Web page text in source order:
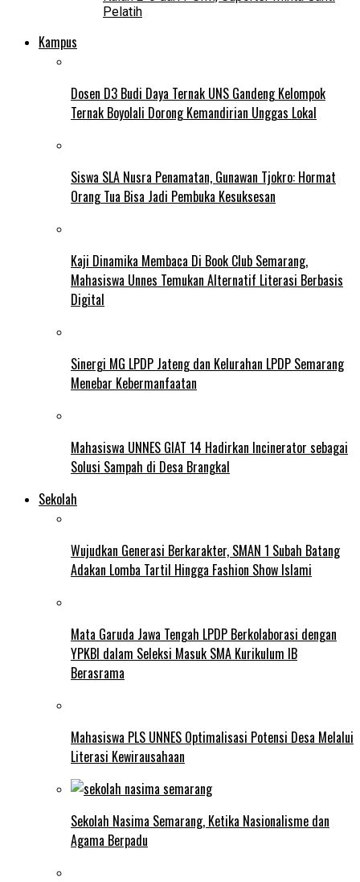
Pelatih
Kampus
Dosen D3 Budi Daya Ternak UNS Gandeng Kelompok
Ternak Boyolali Dorong Kemandirian Unggas Lokal
Siswa SLA Nusra Penamatan, Gunawan Tjokro: Hormat
Orang Tua Bisa Jadi Pembuka Kesuksesan
Kaji Dinamika Membaca Di Book Club Semarang,
Mahasiswa Unnes Temukan Alternatif Literasi Berbasis
Digital
Sinergi MG LPDP Jateng dan Kelurahan LPDP Semarang
Menebar Kebermanfaatan
Mahasiswa UNNES GIAT 14 Hadirkan Incinerator sebagai
Solusi Sampah di Desa Brangkal
Sekolah
Wujudkan Generasi Berkarakter, SMAN 1 Subah Batang
Adakan Lomba Tartil Hingga Fashion Show Islami
Mata Garuda Jawa Tengah LPDP Berkolaborasi dengan
YPKBI dalam Seleksi Masuk SMA Kurikulum IB
Berasrama
Mahasiswa PLS UNNES Optimalisasi Potensi Desa Melalui
Literasi Kewirausahaan
Sekolah Nasima Semarang, Ketika Nasionalisme dan
Agama Berpadu